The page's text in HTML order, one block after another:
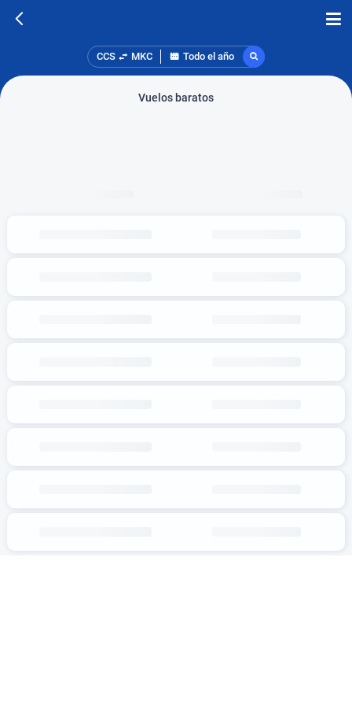
CCS MKC Todo el año
Vuelos baratos